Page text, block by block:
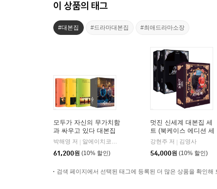
이 상품의 태그
#대본집 #드라마대본집 #최애드라마소장
모두가 자신의 무가치함
과 싸우고 있다 대본집
세트
박해영 저
알에이치코리아(RHK)
61,200원 (10% 할인)
멋진 신세계 대본집 세
트 (북케이스 에디션 세
트)
강현주 저
김영사
54,000원 (10% 할인)
검색 페이지에서 선택된 태그에 등록된 더 많은 상품을 확인해